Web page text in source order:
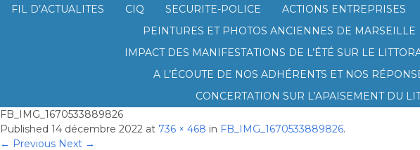
FIL D’ACTUALITES CIQ
LE CIQ SAINT GINIEZ PRADO PLAGE
SECURITE-POLICE ACTIONS ENTREPRISES
PEINTURES ET PHOTOS ANCIENNES DE MARSEILLE
IMPACT DES MANIFESTATIONS DE L’ÉTÉ SUR LE
A L’ÉCOUTE DE NOS ADHÉRENTS ET NOS
CONCERTATION SUR L’APAISEMENT DU
FB_IMG_1670533889826
Published 14 décembre 2022 at 736 × 468 in FB_IMG_1670533889826.
← Previous Next →